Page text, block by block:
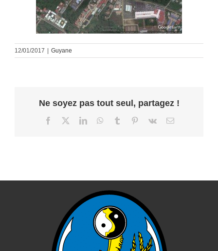
12/01/2017 Guyane
Ne soyez pas tout seul, partagez !
Facebook LinkedInWhatsApp
Tumblr Pinterest
Vk Email